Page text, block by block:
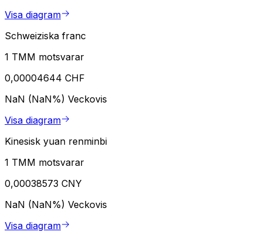
Visa diagram
Schweiziska franc
1 TMM motsvarar
0,00004644 CHF
NaN (NaN%) Veckovis
Visa diagram
Kinesisk yuan renminbi
1 TMM motsvarar
0,00038573 CNY
NaN (NaN%) Veckovis
Visa diagram